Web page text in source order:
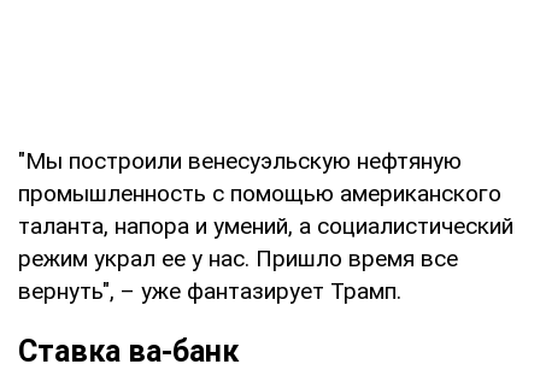
"Мы построили венесуэльскую нефтяную
промышленность с помощью американского
таланта, напора и умений, а социалистический
режим украл ее у нас. Пришло время все
вернуть", – уже фантазирует Трамп.
Ставка ва-банк